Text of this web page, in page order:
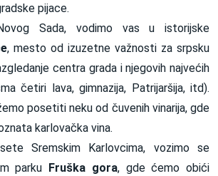
pijace.
Sada, vodimo vas u istorijske
, mesto od izuzetne važnosti za srpsku
centra grada i njegovih najvećih
četiri lava, gimnazija, Patrijaršija, itd).
posetiti neku od čuvenih vinarija, gde
karlovačka vina.
Sremskim Karlovcima, vozimo se
parku Fruška gora, gde ćemo obići